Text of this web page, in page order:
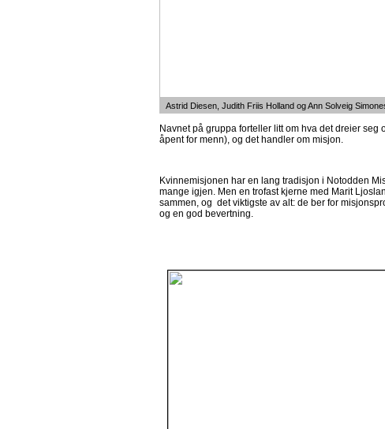
Astrid Diesen, Judith Friis Holland og Ann Solveig
Navnet på gruppa forteller litt om hva det dreier
åpent for menn), og det handler om misjon.
Kvinnemisjonen har en lang tradisjon i Notodden
mange igjen. Men en trofast kjerne med Marit
sammen, og det viktigste av alt: de ber for
og en god bevertning.